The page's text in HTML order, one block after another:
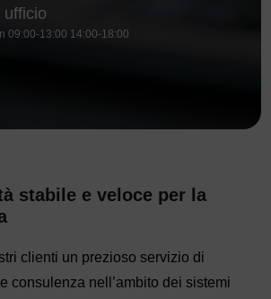
ufficio
09:00-13:00 14:00-18:00
stabile e veloce per la
clienti un prezioso servizio di
consulenza nell’ambito dei sistemi